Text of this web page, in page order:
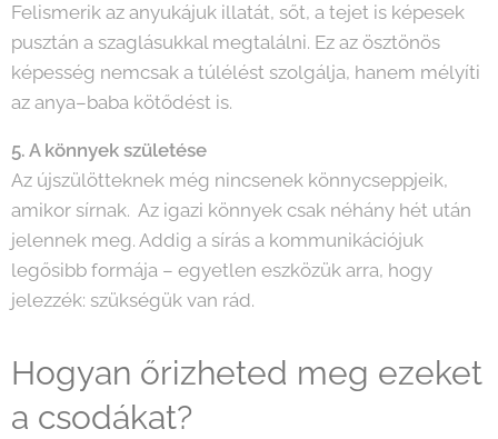
Felismerik az anyukájuk illatát, sőt, a tejet is képesek
pusztán a szaglásukkal megtalálni. Ez az ösztönös
képesség nemcsak a túlélést szolgálja, hanem mélyíti
az anya–baba kötődést is.
5. A könnyek születése
Az újszülötteknek még nincsenek könnycseppjeik,
amikor sírnak. Az igazi könnyek csak néhány hét után
jelennek meg. Addig a sírás a kommunikációjuk
legősibb formája – egyetlen eszközük arra, hogy
jelezzék: szükségük van rád.
Hogyan őrizheted meg ezeket
a csodákat?